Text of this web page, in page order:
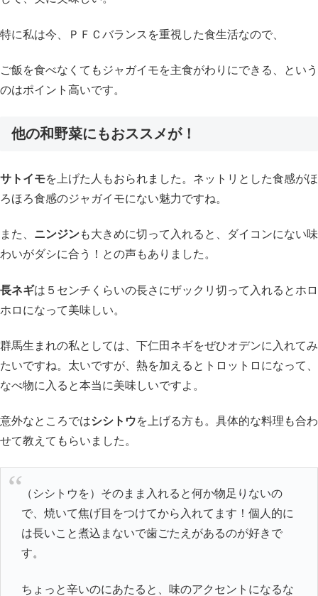
特に私は今、ＰＦＣバランスを重視した食生活なので、
ご飯を食べなくてもジャガイモを主食がわりにできる、という
のはポイント高いです。
他の和野菜にもおススメが！
サトイモを上げた人もおられました。ネットリとした食感がほ
ろほろ食感のジャガイモにない魅力ですね。
また、 ニンジンも大きめに切って入れると、ダイコンにない味
わいがダシに合う！との声もありました。
長ネギは５センチくらいの長さにザックリ切って入れるとホロ
ホロになって美味しい。
群馬生まれの私としては、下仁田ネギをぜひオデンに入れてみ
たいですね。太いですが、熱を加えるとトロットロになって、
なべ物に入ると本当に美味しいですよ。
意外なところではシシトウを上げる方も。具体的な料理も合わ
せて教えてもらいました。
（シシトウを）そのまま入れると何か物足りないの
で、焼いて焦げ目をつけてから入れてます！個人的に
は長いこと煮込まないで歯ごたえがあるのが好きで
す。
ちょっと辛いのにあたると、味のアクセントになるな